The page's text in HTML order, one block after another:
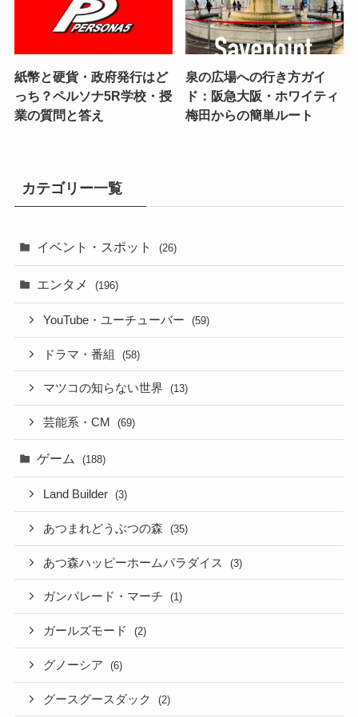
紙幣と硬貨・政府発行はど
っち？ペルソナ5R学校・授
業の質問と答え
泉の広場への行き方ガイ
ド：阪急大阪・ホワイティ
梅田からの簡単ルート
カテゴリー一覧
イベント・スポット (26)
エンタメ (196)
YouTube・ユーチューバー (59)
ドラマ・番組 (58)
マツコの知らない世界 (13)
芸能系・CM (69)
ゲーム (188)
Land Builder (3)
あつまれどうぶつの森 (35)
あつ森ハッピーホームパラダイス (3)
ガンパレード・マーチ (1)
ガールズモード (2)
グノーシア (6)
グースグースダック (2)